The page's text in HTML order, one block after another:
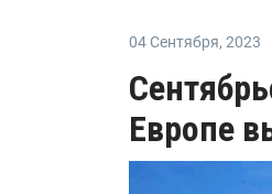
04 Сентября, 2023
Европе